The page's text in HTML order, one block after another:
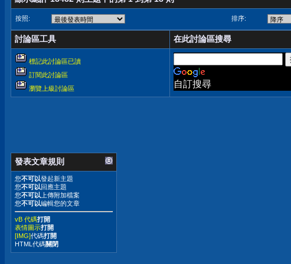
按照: 排序:
討論區工具 在此討論區搜尋
標記此討論區已讀
訂閱此討論區
瀏覽上級討論區
自訂搜尋
發表文章規則
您不可以發起新主題
您不可以回應主題
您不可以 上傳附加檔案
您不可以編輯您的文章
vB 代碼打開
表情圖示打開
[IMG]代碼打開
HTML代碼關閉